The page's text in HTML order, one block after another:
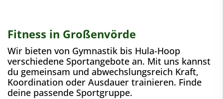
Fitness in Großenvörde
Wir bieten von Gymnastik bis Hula-Hoop
verschiedene Sportangebote an. Mit uns kannst
du gemeinsam und abwechslungsreich Kraft,
Koordination oder Ausdauer trainieren. Finde
deine passende Sportgruppe.